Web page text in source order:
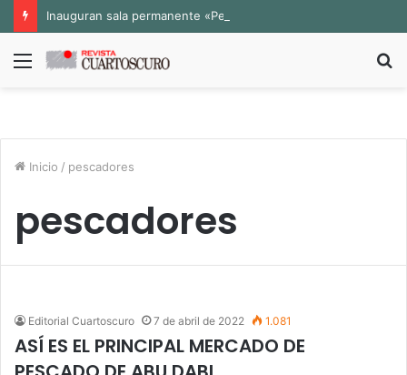
Menú
Inicio / pescadores
pescadores
Editorial Cuartoscuro 7 de abril de 2022 1.081
ASÍ ES EL PRINCIPAL MERCADO DE